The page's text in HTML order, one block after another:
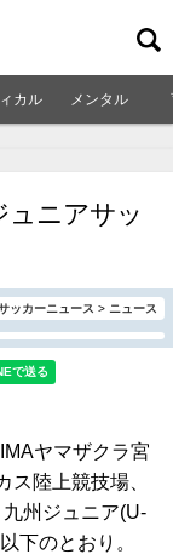
カル メンタル
ュニアサッ
ッカーニュース > ニュース
ヤマザクラ宮
陸上競技場、
州ジュニア(U-
下のとおり。